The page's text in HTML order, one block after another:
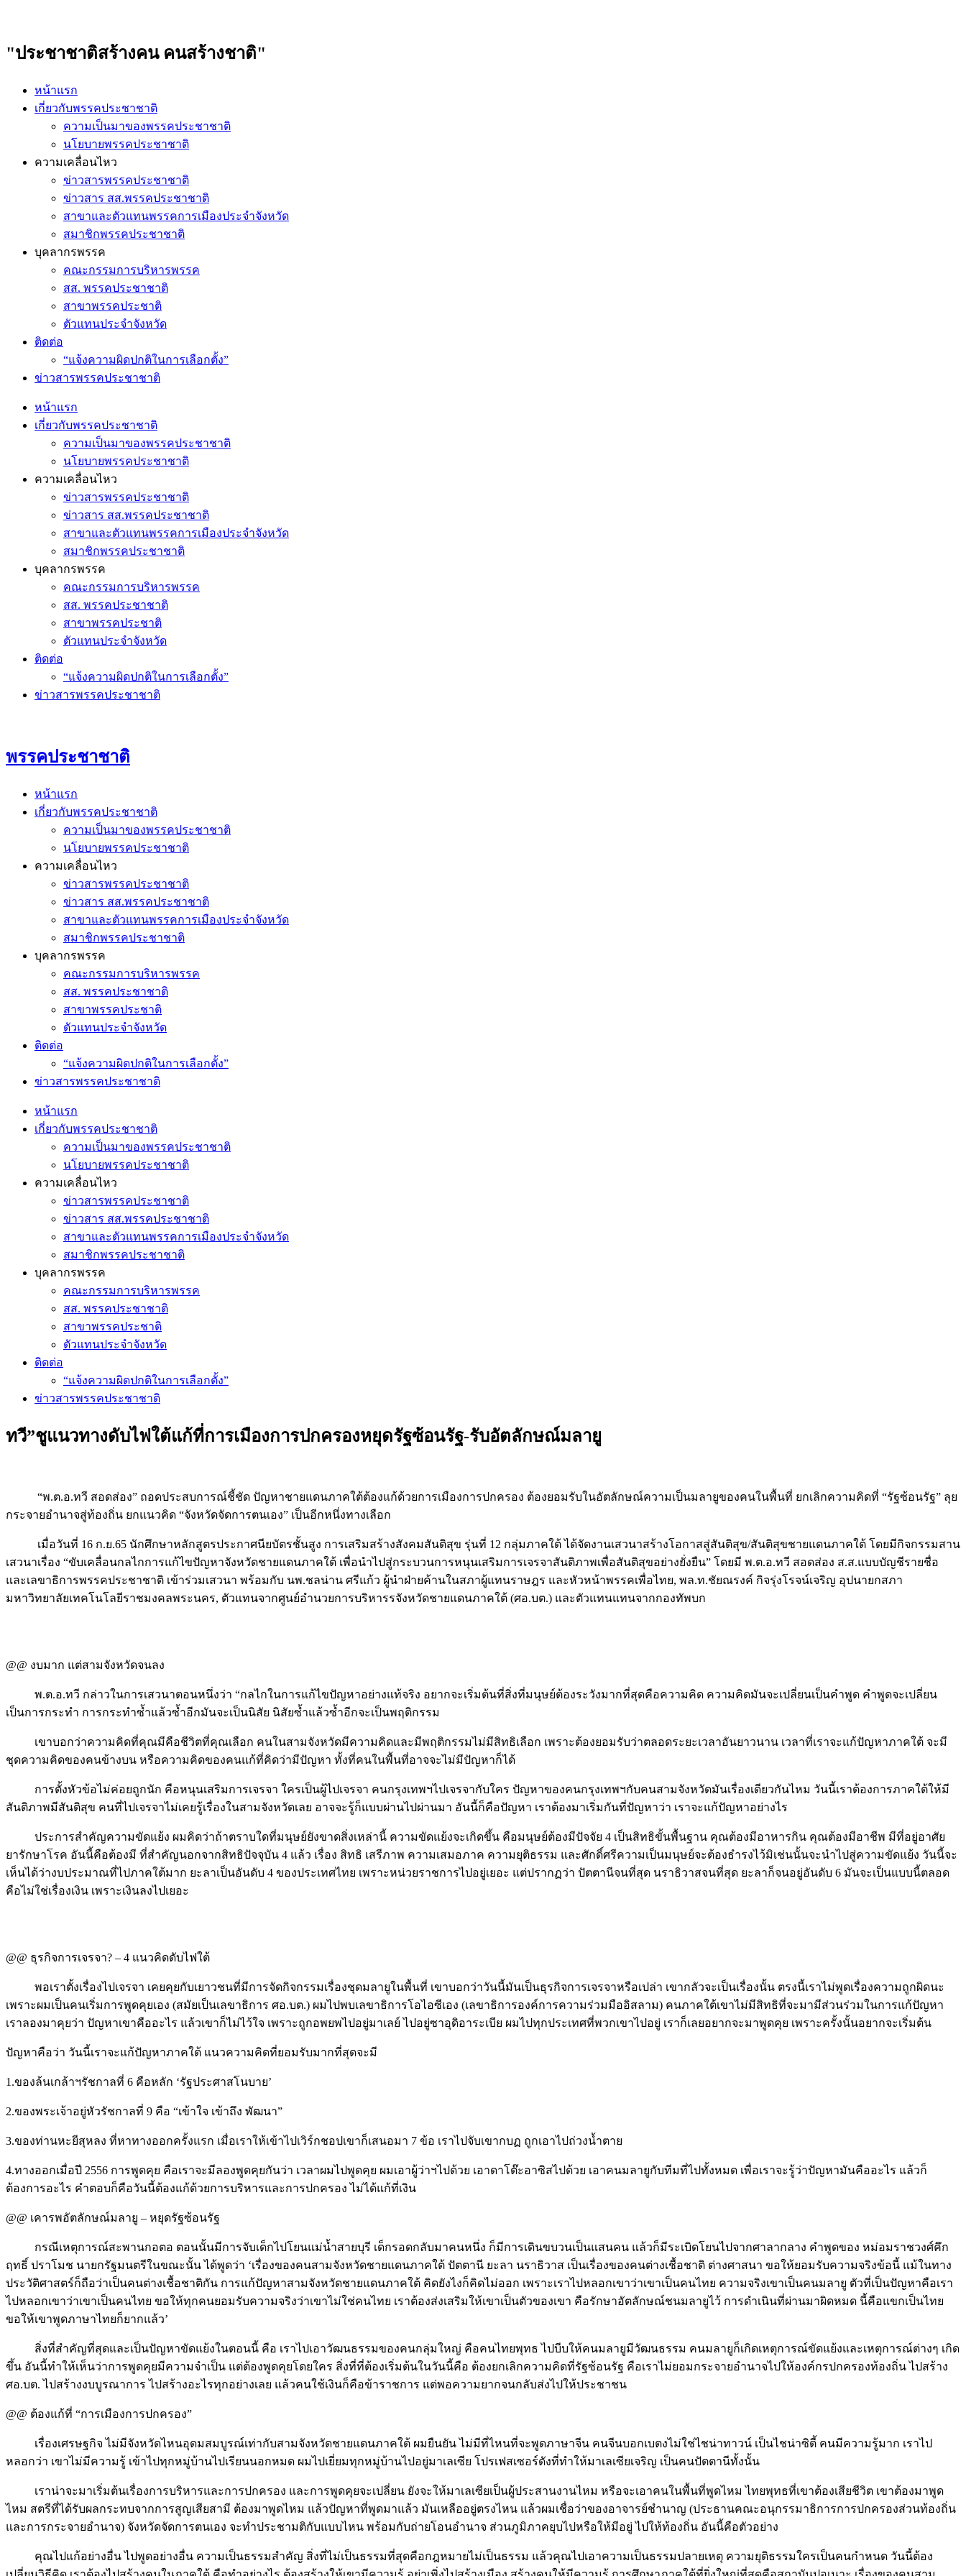
"ประชาชาติสร้างคน คนสร้างชาติ"
หน้าแรก
เกี่ยวกับพรรคประชาชาติ
ความเป็นมาของพรรคประชาชาติ
นโยบายพรรคประชาชาติ
ความเคลื่อนไหว
ข่าวสารพรรคประชาชาติ
ข่าวสาร สส.พรรคประชาชาติ
สาขาและตัวแทนพรรคการเมืองประจำจังหวัด
สมาชิกพรรคประชาชาติ
บุคลากรพรรค
คณะกรรมการบริหารพรรค
สส. พรรคประชาชาติ
สาขาพรรคประชาติ
ตัวแทนประจำจังหวัด
ติดต่อ
“แจ้งความผิดปกติในการเลือกตั้ง”
ข่าวสารพรรคประชาชาติ
หน้าแรก
เกี่ยวกับพรรคประชาชาติ
ความเป็นมาของพรรคประชาชาติ
นโยบายพรรคประชาชาติ
ความเคลื่อนไหว
ข่าวสารพรรคประชาชาติ
ข่าวสาร สส.พรรคประชาชาติ
สาขาและตัวแทนพรรคการเมืองประจำจังหวัด
สมาชิกพรรคประชาชาติ
บุคลากรพรรค
คณะกรรมการบริหารพรรค
สส. พรรคประชาชาติ
สาขาพรรคประชาติ
ตัวแทนประจำจังหวัด
ติดต่อ
“แจ้งความผิดปกติในการเลือกตั้ง”
ข่าวสารพรรคประชาชาติ
พรรคประชาชาติ
หน้าแรก
เกี่ยวกับพรรคประชาชาติ
ความเป็นมาของพรรคประชาชาติ
นโยบายพรรคประชาชาติ
ความเคลื่อนไหว
ข่าวสารพรรคประชาชาติ
ข่าวสาร สส.พรรคประชาชาติ
สาขาและตัวแทนพรรคการเมืองประจำจังหวัด
สมาชิกพรรคประชาชาติ
บุคลากรพรรค
คณะกรรมการบริหารพรรค
สส. พรรคประชาชาติ
สาขาพรรคประชาติ
ตัวแทนประจำจังหวัด
ติดต่อ
“แจ้งความผิดปกติในการเลือกตั้ง”
ข่าวสารพรรคประชาชาติ
หน้าแรก
เกี่ยวกับพรรคประชาชาติ
ความเป็นมาของพรรคประชาชาติ
นโยบายพรรคประชาชาติ
ความเคลื่อนไหว
ข่าวสารพรรคประชาชาติ
ข่าวสาร สส.พรรคประชาชาติ
สาขาและตัวแทนพรรคการเมืองประจำจังหวัด
สมาชิกพรรคประชาชาติ
บุคลากรพรรค
คณะกรรมการบริหารพรรค
สส. พรรคประชาชาติ
สาขาพรรคประชาติ
ตัวแทนประจำจังหวัด
ติดต่อ
“แจ้งความผิดปกติในการเลือกตั้ง”
ข่าวสารพรรคประชาชาติ
ทวี”ชูแนวทางดับไฟใต้แก้ที่การเมืองการปกครองหยุดรัฐซ้อนรัฐ-รับอัตลักษณ์มลายู
“พ.ต.อ.ทวี สอดส่อง” ถอดประสบการณ์ชี้ชัด ปัญหาชายแดนภาคใต้ต้องแก้ด้วยการเมืองการปกครอง ต้องยอมรับในอัตลักษณ์ความเป็นมลายูของคนในพื้นที่ ยกเลิกความคิดที่ “รัฐซ้อนรัฐ” ลุย
กระจายอำนาจสู่ท้องถิ่น ยกแนวคิด “จังหวัดจัดการตนเอง” เป็นอีกหนึ่งทางเลือก
เมื่อวันที่ 16 ก.ย.65 นักศึกษาหลักสูตรประกาศนียบัตรชั้นสูง การเสริมสร้างสังคมสันติสุข รุ่นที่ 12 กลุ่มภาคใต้ ได้จัดงานเสวนาสร้างโอกาสสู่สันติสุข/สันติสุขชายแดนภาคใต้ โดยมีกิจกรรมสาน
เสวนาเรื่อง “ขับเคลื่อนกลไกการแก้ไขปัญหาจังหวัดชายแดนภาคใต้ เพื่อนำไปสู่กระบวนการหนุนเสริมการเจรจาสันติภาพเพื่อสันติสุขอย่างยั่งยืน” โดยมี พ.ต.อ.ทวี สอดส่อง ส.ส.แบบบัญชีรายชื่อ
และเลขาธิการพรรคประชาชาติ เข้าร่วมเสวนา พร้อมกับ นพ.ชลน่าน ศรีแก้ว ผู้นำฝ่ายค้านในสภาผู้แทนราษฎร และหัวหน้าพรรคเพื่อไทย, พล.ท.ชัยณรงค์ กิจรุ่งโรจน์เจริญ อุปนายกสภา
มหาวิทยาลัยเทคโนโลยีราชมงคลพระนคร, ตัวแทนจากศูนย์อำนวยการบริหารรจังหวัดชายแดนภาคใต้ (ศอ.บต.) และตัวแทนแทนจากกองทัพบก
@@ งบมาก แต่สามจังหวัดจนลง
พ.ต.อ.ทวี กล่าวในการเสวนาตอนหนึ่งว่า “กลไกในการแก้ไขปัญหาอย่างแท้จริง อยากจะเริ่มต้นที่สิ่งที่มนุษย์ต้องระวังมากที่สุดคือความคิด ความคิดมันจะเปลี่ยนเป็นคำพูด คำพูดจะเปลี่ยน
เป็นการกระทำ การกระทำซ้ำแล้วซ้ำอีกมันจะเป็นนิสัย นิสัยซ้ำแล้วซ้ำอีกจะเป็นพฤติกรรม
เขาบอกว่าความคิดที่คุณมีคือชีวิตที่คุณเลือก คนในสามจังหวัดมีความคิดและมีพฤติกรรมไม่มีสิทธิเลือก เพราะต้องยอมรับว่าตลอดระยะเวลาอันยาวนาน เวลาที่เราจะแก้ปัญหาภาคใต้ จะมี
ชุดความคิดของคนข้างบน หรือความคิดของคนแก้ที่คิดว่ามีปัญหา ทั้งที่คนในพื้นที่อาจจะไม่มีปัญหาก็ได้
การตั้งหัวข้อไม่ค่อยถูกนัก คือหนุนเสริมการเจรจา ใครเป็นผู้ไปเจรจา คนกรุงเทพฯไปเจรจากับใคร ปัญหาของคนกรุงเทพฯกับคนสามจังหวัดมันเรื่องเดียวกันไหม วันนี้เราต้องการภาคใต้ให้มี
สันติภาพมีสันติสุข คนที่ไปเจรจาไม่เคยรู้เรื่องในสามจังหวัดเลย อาจจะรู้ก็แบบผ่านไปผ่านมา อันนี้ก็คือปัญหา เราต้องมาเริ่มกันที่ปัญหาว่า เราจะแก้ปัญหาอย่างไร
ประการสำคัญความขัดแย้ง ผมคิดว่าถ้าตราบใดที่มนุษย์ยังขาดสิ่งเหล่านี้ ความขัดแย้งจะเกิดขึ้น คือมนุษย์ต้องมีปัจจัย 4 เป็นสิทธิขั้นพื้นฐาน คุณต้องมีอาหารกิน คุณต้องมีอาชีพ มีที่อยู่อาศัย
ยารักษาโรค อันนี้คือต้องมี ที่สำคัญนอกจากสิทธิปัจจุบัน 4 แล้ว เรื่อง สิทธิ เสรีภาพ ความเสมอภาค ความยุติธรรม และศักดิ์ศรีความเป็นมนุษย์จะต้องธำรงไว้มิเช่นนั้นจะนำไปสู่ความขัดแย้ง วันนี้จะ
เห็นได้ว่างบประมาณที่ไปภาคใต้มาก ยะลาเป็นอันดับ 4 ของประเทศไทย เพราะหน่วยราชการไปอยู่เยอะ แต่ปรากฏว่า ปัตตานีจนที่สุด นราธิวาสจนที่สุด ยะลาก็จนอยู่อันดับ 6 มันจะเป็นแบบนี้ตลอด
คือไม่ใช่เรื่องเงิน เพราะเงินลงไปเยอะ
@@ ธุรกิจการเจรจา? – 4 แนวคิดดับไฟใต้
พอเราตั้งเรื่องไปเจรจา เคยคุยกับเยาวชนที่มีการจัดกิจกรรมเรื่องชุดมลายูในพื้นที่ เขาบอกว่าวันนี้มันเป็นธุรกิจการเจรจาหรือเปล่า เขากลัวจะเป็นเรื่องนั้น ตรงนี้เราไม่พูดเรื่องความถูกผิดนะ
เพราะผมเป็นคนเริ่มการพูดคุยเอง (สมัยเป็นเลขาธิการ ศอ.บต.) ผมไปพบเลขาธิการโอไอซีเอง (เลขาธิการองค์การความร่วมมืออิสลาม) คนภาคใต้เขาไม่มีสิทธิที่จะมามีส่วนร่วมในการแก้ปัญหา
เราลองมาคุยว่า ปัญหาเขาคืออะไร แล้วเขาก็ไม่ไว้ใจ เพราะถูกอพยพไปอยู่มาเลย์ ไปอยู่ซาอุดิอาระเบีย ผมไปทุกประเทศที่พวกเขาไปอยู่ เราก็เลยอยากจะมาพูดคุย เพราะครั้งนั้นอยากจะเริ่มต้น
ปัญหาคือว่า วันนี้เราจะแก้ปัญหาภาคใต้ แนวความคิดที่ยอมรับมากที่สุดจะมี
1.ของล้นเกล้าฯรัชกาลที่ 6 คือหลัก ‘รัฐประศาสโนบาย’
2.ของพระเจ้าอยู่หัวรัชกาลที่ 9 คือ “เข้าใจ เข้าถึง พัฒนา”
3.ของท่านหะยีสุหลง ที่หาทางออกครั้งแรก เมื่อเราให้เข้าไปเวิร์กชอปเขาก็เสนอมา 7 ข้อ เราไปจับเขากบฏ ถูกเอาไปถ่วงน้ำตาย
4.ทางออกเมื่อปี 2556 การพูดคุย คือเราจะมีลองพูดคุยกันว่า เวลาผมไปพูดคุย ผมเอาผู้ว่าฯไปด้วย เอาดาโต๊ะอาซิสไปด้วย เอาคนมลายูกับทีมที่ไปทั้งหมด เพื่อเราจะรู้ว่าปัญหามันคืออะไร แล้วก็
ต้องการอะไร คำตอบก็คือวันนี้ต้องแก้ด้วยการบริหารและการปกครอง ไม่ได้แก้ที่เงิน
@@ เคารพอัตลักษณ์มลายู – หยุดรัฐซ้อนรัฐ
กรณีเหตุการณ์สะพานกอตอ ตอนนั้นมีการจับเด็กไปโยนแม่น้ำสายบุรี เด็กรอดกลับมาคนหนึ่ง ก็มีการเดินขบวนเป็นแสนคน แล้วก็มีระเบิดโยนไปจากศาลากลาง คำพูดของ หม่อมราชวงศ์คึก
ฤทธิ์ ปราโมช นายกรัฐมนตรีในขณะนั้น ได้พูดว่า ‘เรื่องของคนสามจังหวัดชายแดนภาคใต้ ปัตตานี ยะลา นราธิวาส เป็นเรื่องของคนต่างเชื้อชาติ ต่างศาสนา ขอให้ยอมรับความจริงข้อนี้ แม้ในทาง
ประวัติศาสตร์ก็ถือว่าเป็นคนต่างเชื้อชาติกัน การแก้ปัญหาสามจังหวัดชายแดนภาคใต้ คิดยังไงก็คิดไม่ออก เพราะเราไปหลอกเขาว่าเขาเป็นคนไทย ความจริงเขาเป็นคนมลายู ตัวที่เป็นปัญหาคือเรา
ไปหลอกเขาว่าเขาเป็นคนไทย ขอให้ทุกคนยอมรับความจริงว่าเขาไม่ใช่คนไทย เราต้องส่งเสริมให้เขาเป็นตัวของเขา คือรักษาอัตลักษณ์ชนมลายูไว้ การดำเนินที่ผ่านมาผิดหมด นี้คือแขกเป็นไทย
ขอให้เขาพูดภาษาไทยก็ยากแล้ว’
สิ่งที่สำคัญที่สุดและเป็นปัญหาขัดแย้งในตอนนี้ คือ เราไปเอาวัฒนธรรมของคนกลุ่มใหญ่ คือคนไทยพุทธ ไปบีบให้คนมลายูมีวัฒนธรรม คนมลายูก็เกิดเหตุการณ์ขัดแย้งและเหตุการณ์ต่างๆ เกิด
ขึ้น อันนี้ทำให้เห็นว่าการพูดคุยมีความจำเป็น แต่ต้องพูดคุยโดยใคร สิ่งที่ที่ต้องเริ่มต้นในวันนี้คือ ต้องยกเลิกความคิดที่รัฐซ้อนรัฐ คือเราไม่ยอมกระจายอำนาจไปให้องค์กรปกครองท้องถิ่น ไปสร้าง
ศอ.บต. ไปสร้างงบบูรณาการ ไปสร้างอะไรทุกอย่างเลย แล้วคนใช้เงินก็คือข้าราชการ แต่พอความยากจนกลับส่งไปให้ประชาชน
@@ ต้องแก้ที่ “การเมืองการปกครอง”
เรื่องเศรษฐกิจ ไม่มีจังหวัดไหนอุดมสมบูรณ์เท่ากับสามจังหวัดชายแดนภาคใต้ ผมยืนยัน ไม่มีที่ไหนที่จะพูดภาษาจีน คนจีนบอกเบตงไม่ใช่ไชน่าทาวน์ เป็นไชน่าซิตี้ คนมีความรู้มาก เราไป
หลอกว่า เขาไม่มีความรู้ เข้าไปทุกหมู่บ้านไปเรียนนอกหมด ผมไปเยี่ยมทุกหมู่บ้านไปอยู่มาเลเซีย โปรเฟสเซอร์ดังที่ทำให้มาเลเซียเจริญ เป็นคนปัตตานีทั้งนั้น
เราน่าจะมาเริ่มต้นเรื่องการบริหารและการปกครอง และการพูดคุยจะเปลี่ยน ยังจะให้มาเลเซียเป็นผู้ประสานงานไหม หรือจะเอาคนในพื้นที่พูดไหม ไทยพุทธที่เขาต้องเสียชีวิต เขาต้องมาพูด
ไหม สตรีที่ได้รับผลกระทบจากการสูญเสียสามี ต้องมาพูดไหม แล้วปัญหาที่พูดมาแล้ว มันเหลืออยู่ตรงไหน แล้วผมเชื่อว่าของอาจารย์ชำนาญ (ประธานคณะอนุกรรมาธิการการปกครองส่วนท้องถิ่น
และการกระจายอำนาจ) จังหวัดจัดการตนเอง จะทำประชามติกับแบบไหน พร้อมกับถ่ายโอนอำนาจ ส่วนภูมิภาคยุบไปหรือให้มีอยู่ ไปให้ท้องถิ่น อันนี้คือตัวอย่าง
คุณไปแก้อย่างอื่น ไปพูดอย่างอื่น ความเป็นธรรมสำคัญ สิ่งที่ไม่เป็นธรรมที่สุดคือกฎหมายไม่เป็นธรรม แล้วคุณไปเอาความเป็นธรรมปลายเหตุ ความยุติธรรมใครเป็นคนกำหนด วันนี้ต้อง